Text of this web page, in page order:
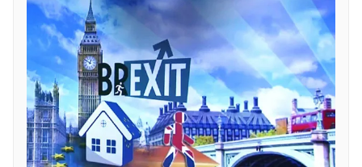
Video Shorts video
VTV Money VTV Thể thao
VTV Sức khoẻ Bất động sản
Thị trường 24h Tấm lòng Việt